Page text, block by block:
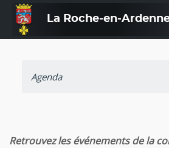
La Roche-en-
Agenda
Retrouvez les événements de la